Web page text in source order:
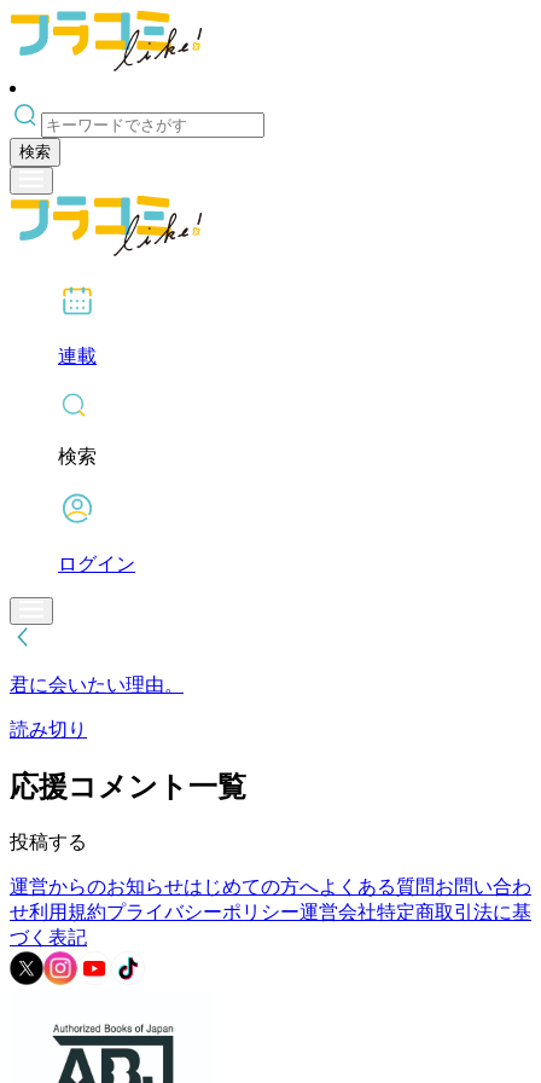
検索
連載
検索
ログイン
君に会いたい理由。
読み切り
応援コメント一覧
投稿する
運営からのお知らせはじめての方へよくある質問お問い合わ
せ利用規約プライバシーポリシー運営会社特定商取引法に基
づく表記